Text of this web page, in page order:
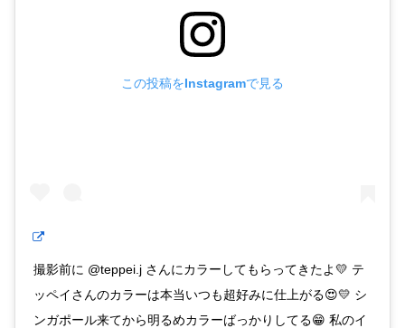
この投稿をInstagramで見る
撮影前に @teppei.j さんにカラーしてもらってきたよ💛 テ
ッペイさんのカラーは本当いつも超好みに仕上がる😍💛 シ
ンガポール来てから明るめカラーばっかりしてる😁 私のイ